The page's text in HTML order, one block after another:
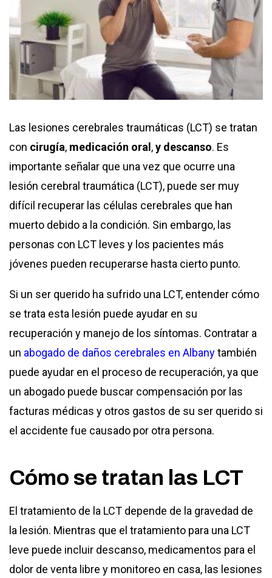
Las lesiones cerebrales traumáticas (LCT) se tratan
con cirugía, medicación oral ,y descanso. Es
importante señalar que una vez que ocurre una
lesión cerebral traumática (LCT), puede ser muy
difícil recuperar las células cerebrales que han
muerto debido a la condición. Sin embargo, las
personas con LCT leves y los pacientes más
jóvenes pueden recuperarse hasta cierto punto.
Si un ser querido ha sufrido una LCT, entender cómo
se trata esta lesión puede ayudar en su
recuperación y manejo de los síntomas. Contratar a
un abogado de daños cerebrales en Albanytambién
puede ayudar en el proceso de recuperación, ya que
un abogado puede buscar compensación por las
facturas médicas y otros gastos de su ser querido si
el accidente fue causado por otra persona.
Cómo se tratan las LCT
El tratamiento de la LCT depende de la gravedad de
la lesión. Mientras que el tratamiento para una LCT
leve puede incluir descanso, medicamentos para el
dolor de venta libre y monitoreo en casa, las lesiones